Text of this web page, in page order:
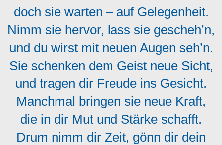
doch sie warten – auf Gelegenheit.
Nimm sie hervor, lass sie gescheh’n,
und du wirst mit neuen Augen seh’n.
Sie schenken dem Geist neue Sicht,
und tragen dir Freude ins Gesicht.
Manchmal bringen sie neue Kraft,
die in dir Mut und Stärke schafft.
Drum nimm dir Zeit, gönn dir dein